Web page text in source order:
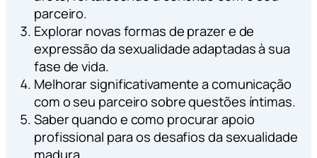
parceiro.
Explorar novas formas de prazer e de
expressão da sexualidade adaptadas à sua
fase de vida.
Melhorar significativamente a comunicação
com o seu parceiro sobre questões íntimas.
Saber quando e como procurar apoio
profissional para os desafios da sexualidade
madura.